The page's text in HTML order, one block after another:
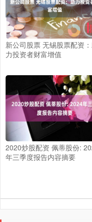
新公司股票 无锡股票配资
力投资者财富增值
2020炒股配资 佩蒂股份:
年三季度报告内容摘要